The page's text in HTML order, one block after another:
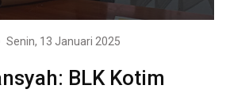
Senin, 13 Januari 2025
BLK Kotim